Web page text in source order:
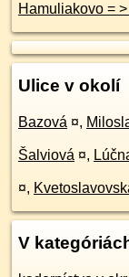
Ulice v okolí
Bazová ¤,
Šalviová ¤,
¤,
V